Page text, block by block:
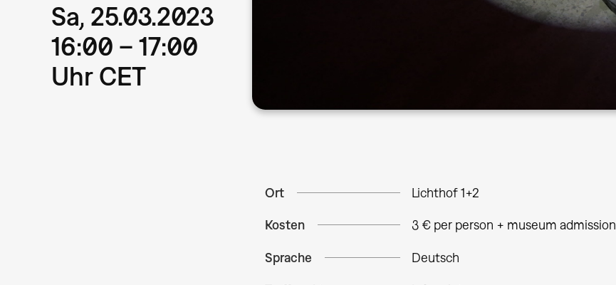
Sa, 25.03.2023
16:00 – 17:00
Uhr CET
Ort Lichthof 1+2
Kosten 3 € per person + museum admission
Sprache Deutsch